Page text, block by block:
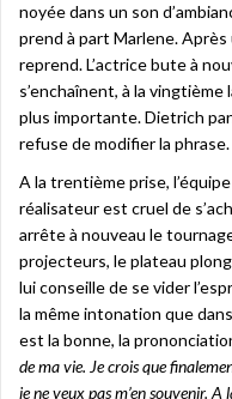
noyée dans un son
prend à part Marlene.
reprend. L’actrice bute à
s’enchaînent, à la
plus importante. Dietrich
refuse de modifier la phrase.
A la trentième prise,
réalisateur est cruel de
arrête à nouveau le
projecteurs, le plateau
lui conseille de se vider
la même intonation que
est la bonne, la
de ma vie. Je crois que
je ne veux pas m’en souvenir.